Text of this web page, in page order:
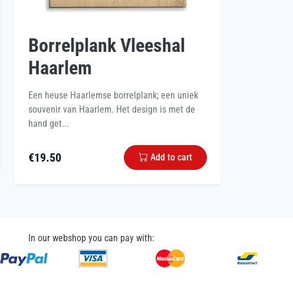
Borrelplank Vleeshal
Haarlem
Een heuse Haarlemse borrelplank; een uniek
souvenir van Haarlem. Het design is met de
hand get...
€19.50 Add to cart
In our webshop you can pay with: